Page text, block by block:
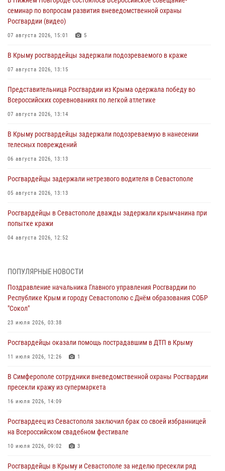
семинар по вопросам развития вневедомственной охраны
Росгвардии (видео)
07 августа 2026, 15:01 5
В Крыму росгвардейцы задержали подозреваемого в краже
07 августа 2026, 13:15
Представительница Росгвардии из Крыма одержала победу во
Всероссийских соревнованиях по легкой атлетике
07 августа 2026, 13:14
В Крыму росгвардейцы задержали подозреваемую в нанесении
телесных повреждений
06 августа 2026, 13:13
Росгвардейцы задержали нетрезвого водителя в Севастополе
05 августа 2026, 13:13
Росгвардейцы в Севастополе дважды задержали крымчанина при
попытке кражи
04 августа 2026, 12:52
мужчину
Росгвардия в Крыму и Севастополе задержала ряд
правонарушителей
03 августа 2026, 14:08
В Симферополе росгвардейцы задержали гражданина,
подозреваемого в совершении серии краж
Росгвардейцы оперативно задержали нарушителя на охраняемом
объекте в Севастополе
ПОПУЛЯРНЫЕ НОВОСТИ
Поздравление начальника Главного управления Росгвардии по
Республике Крым и городу Севастополю с Днём образования СОБР
"Сокол"
23 июля 2026, 03:38
Росгвардейцы оказали помощь пострадавшим в ДТП в Крыму
11 июля 2026, 12:26 1
В Симферополе сотрудники вневедомственной охраны Росгвардии
пресекли кражу из супермаркета
16 июля 2026, 14:09
Росгвардеец из Севастополя заключил брак со своей избранницей
на Всероссийском свадебном фестивале
10 июля 2026, 09:02 3
Росгвардейцы в Крыму и Севастополе за неделю пресекли ряд